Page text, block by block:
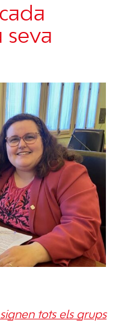
seva
tots els grups